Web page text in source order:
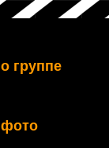
о группе
фото